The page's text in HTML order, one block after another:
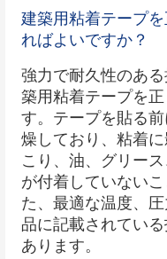
建築用粘着テープ
ればよいですか？
強力で耐久性のあ
築用粘着テープを
す。テープを貼る
燥しており、粘着
こり、油、グリー
が付着していない
た、最適な温度、
品に記載されてい
あります。